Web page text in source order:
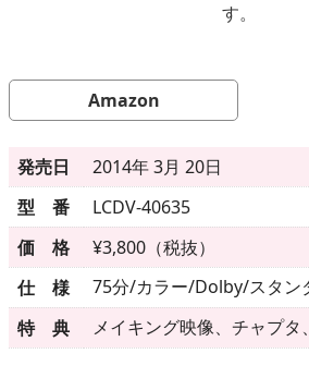
▶ 制作中
▶ 発売年月日
ご利用ガイド
す。
Amazon
発売日
2014年 3月 20日
型 番
LCDV-40635
価 格
¥3,800（税抜）
仕 様
75分/カラー/Dolby/スタン
特 典
メイキング映像、チャプタ